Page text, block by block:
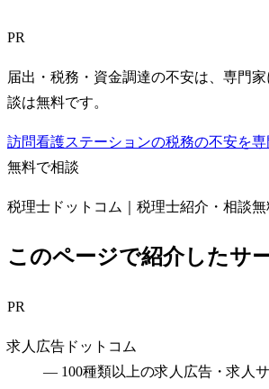
PR
届出・税務・資金調達の不安は、専門
談は無料です。
訪問看護ステーションの税務の不安を
無料で相談
税理士ドットコム｜税理士紹介・相談無
このページで紹介したサ
PR
求人広告ドットコム
— 100種類以上の求人広告・求人